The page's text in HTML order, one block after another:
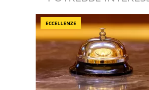
ECCELLENZE